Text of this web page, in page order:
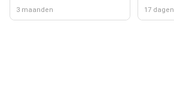
3 maanden 17 dagen